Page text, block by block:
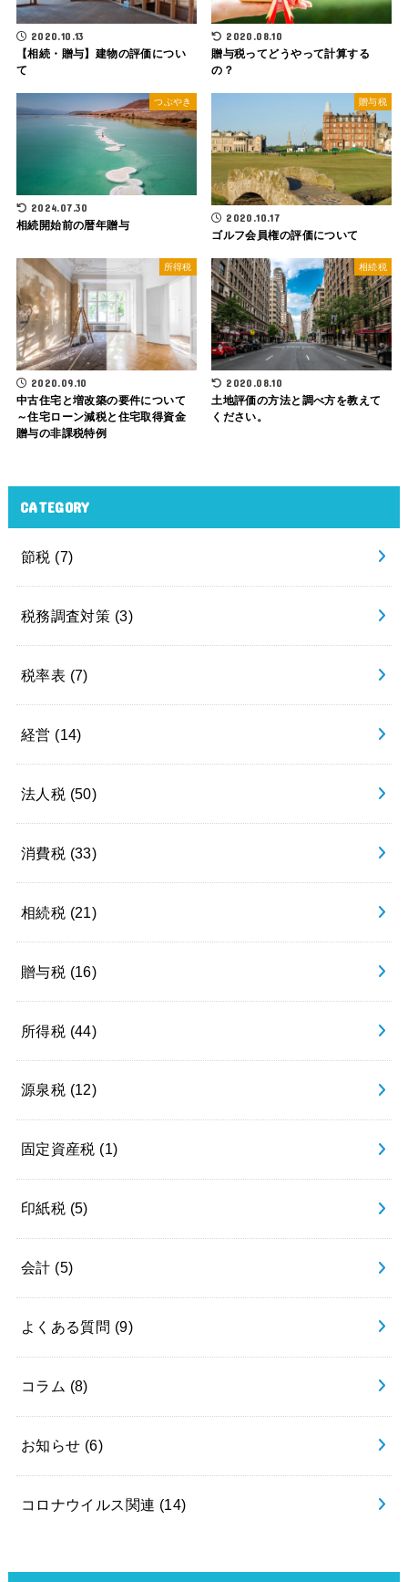
2020.10.13
【相続・贈与】建物の評価につい
て
2020.08.10
贈与税ってどうやって計算する
の？
つぶやき
2024.07.30
相続開始前の暦年贈与
贈与税
2020.10.17
ゴルフ会員権の評価について
所得税
2020.09.10
中古住宅と増改築の要件について
～住宅ローン減税と住宅取得資金
贈与の非課税特例
相続税
2020.08.10
土地評価の方法と調べ方を教えて
ください。
CATEGORY
節税 (7)
税務調査対策 (3)
税率表 (7)
経営 (14)
法人税 (50)
消費税 (33)
相続税 (21)
贈与税 (16)
所得税 (44)
源泉税 (12)
固定資産税 (1)
印紙税 (5)
会計 (5)
よくある質問 (9)
コラム (8)
お知らせ (6)
コロナウイルス関連 (14)